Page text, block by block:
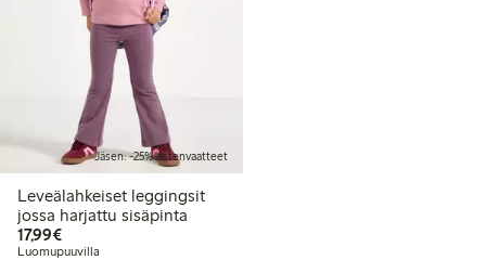
Jäsen: -25% lastenvaatteet
Leveälahkeiset leggingsit
jossa harjattu sisäpinta
17,99€17,99 €
Luomupuuvilla